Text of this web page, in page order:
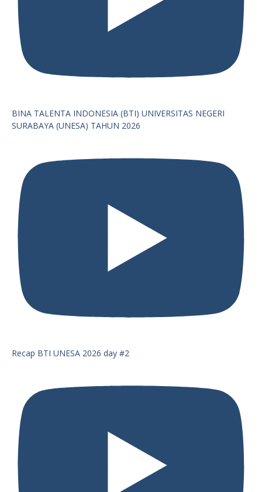
BINA TALENTA INDONESIA (BTI) UNIVERSITAS NEGERI
SURABAYA (UNESA) TAHUN 2026
Recap BTI UNESA 2026 day #2